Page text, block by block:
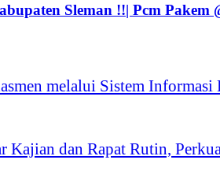
Sleman !!| Pcm Pakem
melalui Sistem
Kajian dan Rapat Rutin,